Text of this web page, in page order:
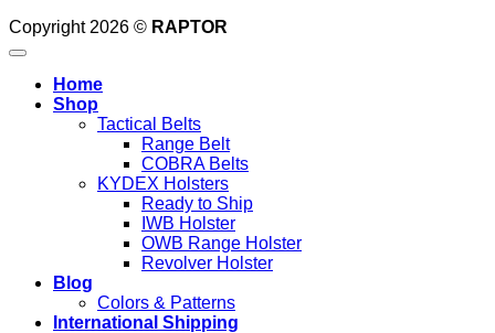
Copyright 2026 © RAPTOR
Home
Shop
Tactical Belts
Range Belt
COBRA Belts
KYDEX Holsters
Ready to Ship
IWB Holster
OWB Range Holster
Revolver Holster
Blog
Colors & Patterns
International Shipping